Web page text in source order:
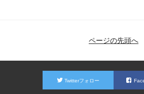
ページの先頭へ
Twitterフォロー